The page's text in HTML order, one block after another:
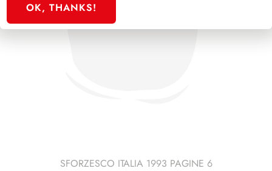
SFORZESCO ITALIA 1993 PAGINE 6
OK, THANKS!